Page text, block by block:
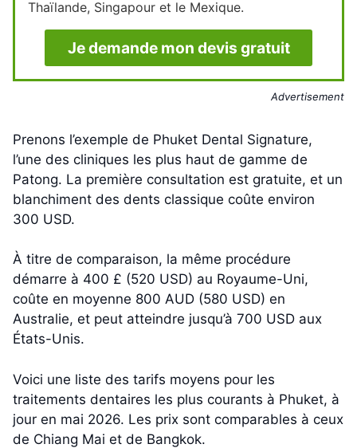
Thaïlande, Singapour et le Mexique.
Je demande mon devis gratuit
Advertisement
Prenons l’exemple de Phuket Dental Signature,
l’une des cliniques les plus haut de gamme de
Patong. La première consultation est gratuite, et un
blanchiment des dents classique coûte environ
300 USD.
À titre de comparaison, la même procédure
démarre à 400 £ (520 USD) au Royaume-Uni,
coûte en moyenne 800 AUD (580 USD) en
Australie, et peut atteindre jusqu’à 700 USD aux
États-Unis.
Voici une liste des tarifs moyens pour les
traitements dentaires les plus courants à Phuket, à
jour en mai 2026. Les prix sont comparables à ceux
de Chiang Mai et de Bangkok.